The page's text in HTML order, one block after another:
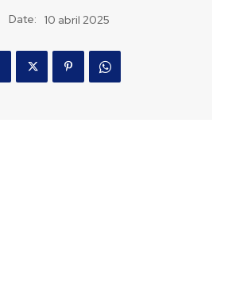
Date: 10 abril 2025